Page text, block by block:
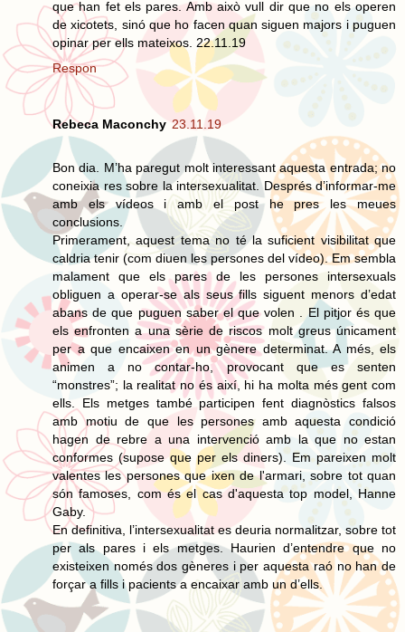
que han fet els pares. Amb això vull dir que no els operen
de xicotets, sinó que ho facen quan siguen majors i puguen
opinar per ells mateixos. 22.11.19
Respon
Rebeca Maconchy 23.11.19
Bon dia. M’ha paregut molt interessant aquesta entrada; no
coneixia res sobre la intersexualitat. Després d’informar-me
amb els vídeos i amb el post he pres les meues
conclusions.
Primerament, aquest tema no té la suficient visibilitat que
caldria tenir (com diuen les persones del vídeo). Em sembla
malament que els pares de les persones intersexuals
obliguen a operar-se als seus fills siguent menors d’edat
abans de que puguen saber el que volen . El pitjor és que
els enfronten a una sèrie de riscos molt greus únicament
per a que encaixen en un gènere determinat. A més, els
animen a no contar-ho, provocant que es senten
“monstres”; la realitat no és així, hi ha molta més gent com
ells. Els metges també participen fent diagnòstics falsos
amb motiu de que les persones amb aquesta condició
hagen de rebre a una intervenció amb la que no estan
conformes (supose que per els diners). Em pareixen molt
valentes les persones que ixen de l'armari, sobre tot quan
són famoses, com és el cas d'aquesta top model, Hanne
Gaby.
En definitiva, l’intersexualitat es deuria normalitzar, sobre tot
per als pares i els metges. Haurien d’entendre que no
existeixen només dos gèneres i per aquesta raó no han de
forçar a fills i pacients a encaixar amb un d’ells.